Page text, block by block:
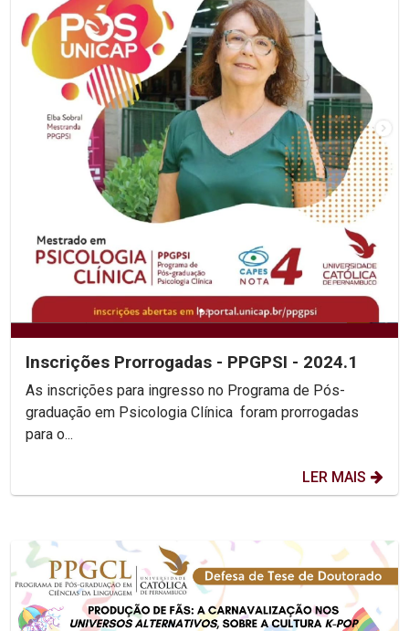
Inscrições Prorrogadas - PPGPSI - 2024.1
As inscrições para ingresso no Programa de Pós-
graduação em Psicologia Clínica foram prorrogadas
para o...
LER MAIS